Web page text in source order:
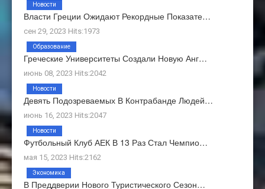
Власти Греции Ожидают Рекордные Показате…
сен 29, 2023 Hits:1973
Новости
Греческие Университеты Создали Новую Анг…
июнь 08, 2023 Hits:2042
Образование
Девять Подозреваемых В Контрабанде Людей…
июнь 16, 2023 Hits:2047
Новости
Футбольный Клуб АЕК В 13 Раз Стал Чемпио…
мая 15, 2023 Hits:2162
Новости
В Преддверии Нового Туристического Сезон…
Экономика